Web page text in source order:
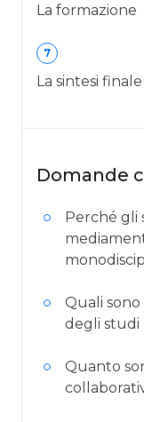
La formazione
7
La sintesi finale
Domande
Perché gli
Quali
degli studi
Quanto